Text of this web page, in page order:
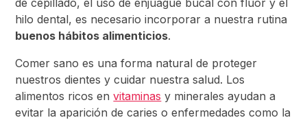
de cepillado, el uso de enjuague bucal con flúor y el
hilo dental, es necesario incorporar a nuestra rutina
buenos hábitos alimenticios.
Comer sano es una forma natural de proteger
nuestros dientes y cuidar nuestra salud. Los
alimentos ricos envitaminas y minerales ayudan a
evitar la aparición de caries o enfermedades como la